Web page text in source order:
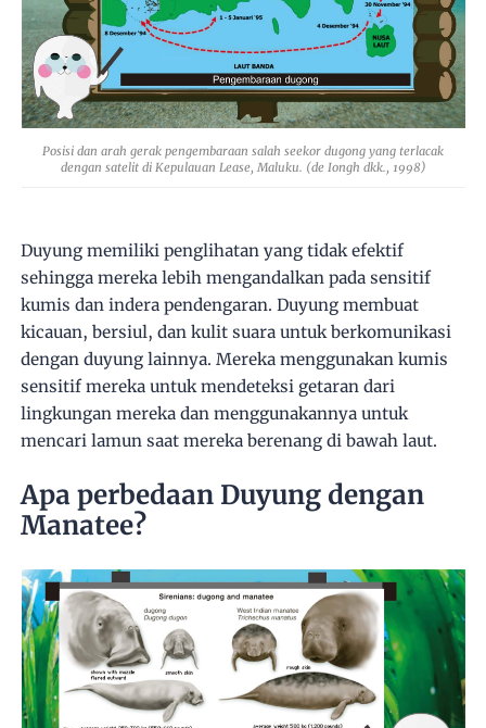
Posisi dan arah gerak pengembaraan salah seekor dugong yang terlacak
dengan satelit di Kepulauan Lease, Maluku. (de Iongh dkk., 1998)
Duyung memiliki penglihatan yang tidak efektif
sehingga mereka lebih mengandalkan pada sensitif
kumis dan indera pendengaran. Duyung membuat
kicauan, bersiul, dan kulit suara untuk berkomunikasi
dengan duyung lainnya. Mereka menggunakan kumis
sensitif mereka untuk mendeteksi getaran dari
lingkungan mereka dan menggunakannya untuk
mencari lamun saat mereka berenang di bawah laut.
Apa perbedaan Duyung dengan
Manatee?